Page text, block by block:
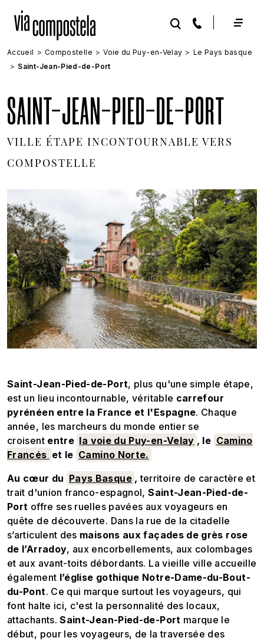
Accueil Compostelle Voie du Puy-en-Velay
Le Pays basque
Saint-Jean-Pied-de-Port
SAINT-JEAN-PIED-DE-PORT
VILLE ÉTAPE INCONTOURNABLE VERS
COMPOSTELLE
Saint-Jean-Pied-de-Port, plus qu'une simple étape,
est un lieu incontournable, véritable carrefour
pyrénéen entre la France et l'Espagne. Chaque
année, les marcheurs du monde entier se
croisent entre la voie du Puy-en-Velay , le Camino
Francés et le Camino Norte.
Au cœur du Pays Basque , territoire de caractère et
trait d'union franco-espagnol, Saint-Jean-Pied-de-
Port offre ses ruelles pavées aux voyageurs en
quête de découverte. Dans la rue de la citadelle
s’articulent des maisons aux façades de grès rose
de l’Arradoy, aux encorbellements, aux colombages
et aux avant-toits débordants. La vieille ville accueille
également l’église gothique Notre-Dame-du-Bout-
du-Pont. Ce qui marque surtout les voyageurs, qui
font halte ici, c'est la personnalité des locaux,
attachants.Saint-Jean-Pied-de-Port marque le
début, pour les voyageurs, de la traversée des